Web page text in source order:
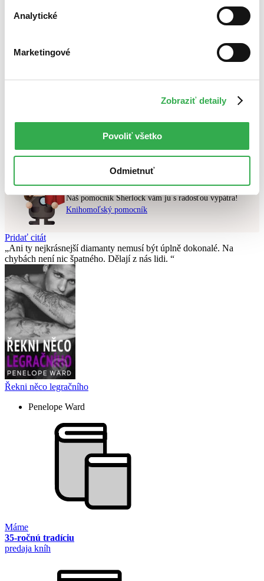
Analytické
Marketingové
Zobraziť detaily
Povoliť všetko
Odmietnuť
Bestsellery
Najdrahšie
čítané - mierne opotrebovanéVydavateľstvo Franesa
vyhovujúci zadaným podmienkam.
Chcete poradiť knihu?
Náš pomocník Sherlock vám ju s radosťou vypátra!
Knihomoľský pomocník
Pridať citát
Ani ty nejkrásnejší diamanty nemusí být úplně dokonalé. Na
chybách není nic špatného. Dělají z nás lidi.
Řekni něco legračního
Penelope Ward
Máme
35-ročnú tradíciu
predaja kníh